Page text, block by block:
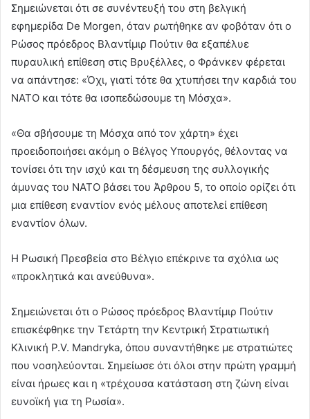
Σημειώνεται ότι σε συνέντευξή του στη βελγική
εφημερίδα De Morgen, όταν ρωτήθηκε αν φοβόταν ότι ο
Ρώσος πρόεδρος Βλαντίμιρ Πούτιν θα εξαπέλυε
πυραυλική επίθεση στις Βρυξέλλες, ο Φράνκεν φέρεται
να απάντησε: «Όχι, γιατί τότε θα χτυπήσει την καρδιά του
ΝΑΤΟ και τότε θα ισοπεδώσουμε τη Μόσχα».
«Θα σβήσουμε τη Μόσχα από τον χάρτη» έχει
προειδοποιήσει ακόμη ο Βέλγος Υπουργός, θέλοντας να
τονίσει ότι την ισχύ και τη δέσμευση της συλλογικής
άμυνας του ΝΑΤΟ βάσει του Άρθρου 5, το οποίο ορίζει ότι
μια επίθεση εναντίον ενός μέλους αποτελεί επίθεση
εναντίον όλων.
Η Ρωσική Πρεσβεία στο Βέλγιο επέκρινε τα σχόλια ως
«προκλητικά και ανεύθυνα».
Σημειώνεται ότι ο Ρώσος πρόεδρος Βλαντίμιρ Πούτιν
επισκέφθηκε την Τετάρτη την Κεντρική Στρατιωτική
Κλινική P.V. Mandryka, όπου συναντήθηκε με στρατιώτες
που νοσηλεύονται. Σημείωσε ότι όλοι στην πρώτη γραμμή
είναι ήρωες και η «τρέχουσα κατάσταση στη ζώνη είναι
ευνοϊκή για τη Ρωσία».